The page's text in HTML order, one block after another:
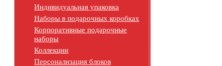
Индивидуальная упаковка
Наборы в подарочных коробках
Корпоративные подарочные
наборы
Коллекции
Персонализация блоков